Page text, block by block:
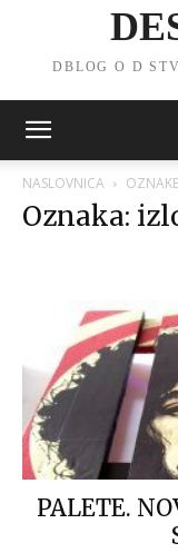
DBLOG O D
NASLOVNICA OZNAKE
Oznaka:
PALETE.